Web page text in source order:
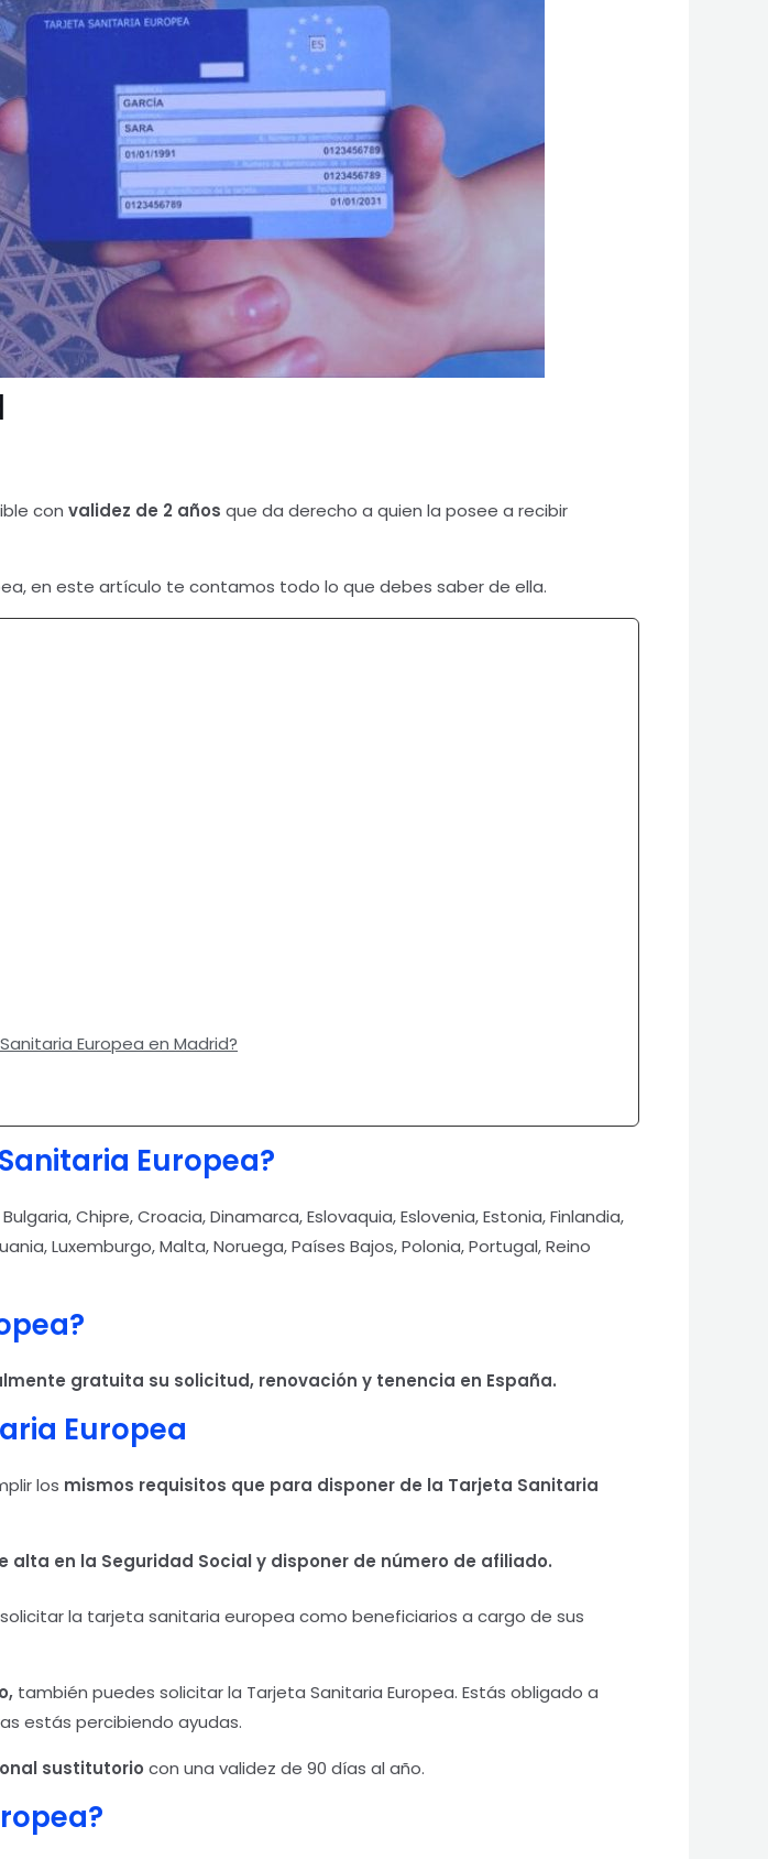
con validez de 2 años que da derecho a quien la posee a recibir
en este artículo te contamos todo lo que debes saber de ella.
Europea en Madrid?
Europea?
Chipre, Croacia, Dinamarca, Eslovaquia, Eslovenia, Estonia, Finlandia,
Luxemburgo, Malta, Noruega, Países Bajos, Polonia, Portugal, Reino
gratuita su solicitud, renovación y tenencia en España.
Europea
los mismos requisitos que para disponer de la Tarjeta Sanitaria
alta en la Seguridad Social y disponer de número de afiliado.
la tarjeta sanitaria europea como beneficiarios a cargo de sus
también puedes solicitar la Tarjeta Sanitaria Europea. Estás obligado a
estás percibiendo ayudas.
sustitutorio con una validez de 90 días al año.